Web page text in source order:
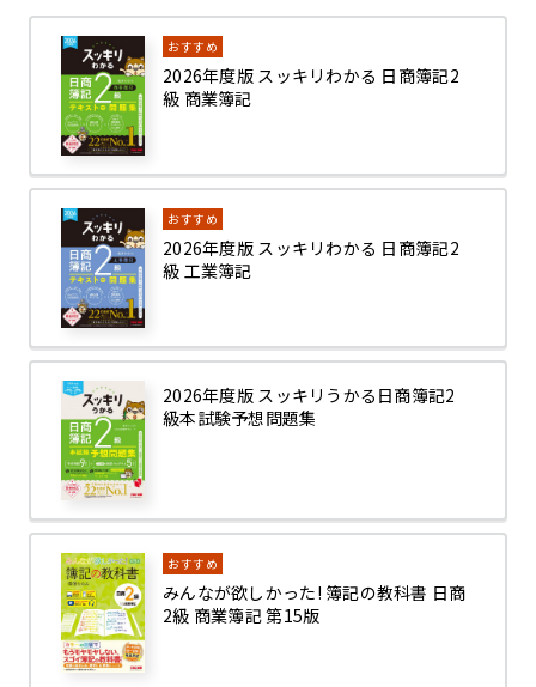
おすすめ
2026年度版 スッキリわかる 日商簿記2
級 商業簿記
おすすめ
2026年度版 スッキリわかる 日商簿記2
級 工業簿記
2026年度版 スッキリうかる日商簿記2
級本試験予想問題集
おすすめ
みんなが欲しかった! 簿記の教科書 日商
2級 商業簿記 第15版